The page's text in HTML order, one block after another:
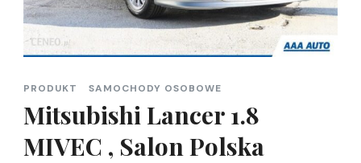
PRODUKT SAMOCHODY OSOBOWE
Mitsubishi Lancer 1.8
MIVEC , Salon Polska